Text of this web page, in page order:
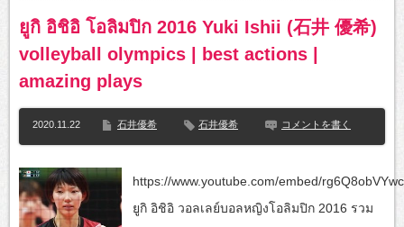
ยูกิ อิชิอิ โอลิมปิก 2016 Yuki Ishii (石井 優希)
volleyball olympics | best actions |
amazing plays
2020.11.22 石井優希 石井優希 コメントを書く
https://www.youtube.com/embed/
ยูกิ อิชิอิ วอลเลย์บอลหญิงโอลิมปิก 2016 รวม